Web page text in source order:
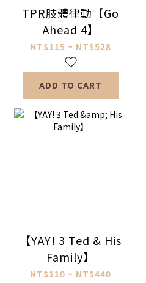
TPR肢體律動【Go
Ahead 4】
NT$115 ~ NT$528
ADD TO CART
【YAY! 3 Ted & His
Family】
NT$110 ~ NT$440